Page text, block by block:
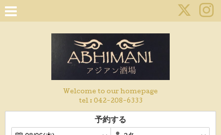
Welcome to our homepage
tel : 042-208-6333
予約する